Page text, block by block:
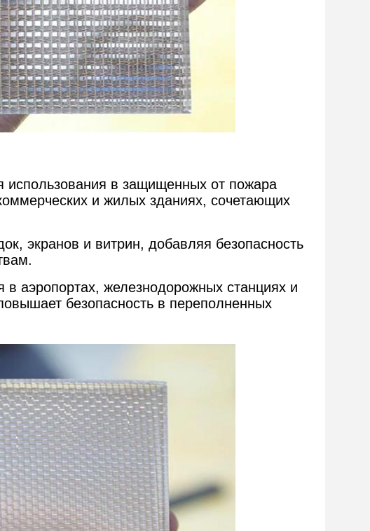
использования в защищенных от пожара
и жилых зданиях, сочетающих
экранов и витрин, добавляя безопасность
в аэропортах, железнодорожных станциях и
безопасность в переполненных